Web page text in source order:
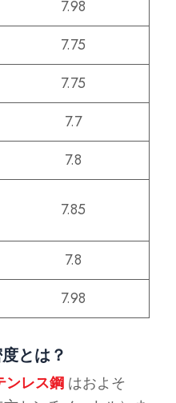
7.98
7.75
7.75
7.7
7.8
7.85
7.8
7.98
とは？
レス鋼 はおよそ